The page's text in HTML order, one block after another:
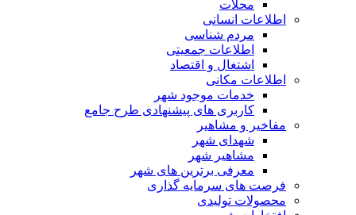
محلات
اطلاعات انسانی
مردم شناسی
اطلاعات جمعیتی
اشتغال و اقتصاد
اطلاعات مکانی
خدمات موجود شهر
کاربری های پیشنهادی طرح جامع
مفاخیر و مشاهیر
شهدای شهر
مشاهیر شهر
معرفی برترین های شهر
فرصت های سرمایه گذاری
محصولات تولیدی